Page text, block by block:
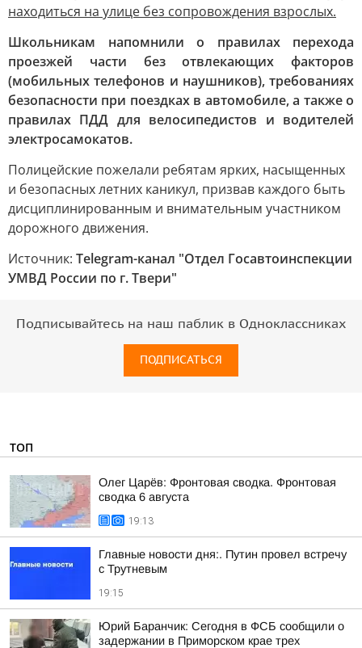
находиться на улице без сопровождения взрослых.
Школьникам напомнили о правилах перехода
проезжей части без отвлекающих факторов
(мобильных телефонов и наушников), требованиях
безопасности при поездках в автомобиле, а также о
правилах ПДД для велосипедистов и водителей
электросамокатов.
Полицейские пожелали ребятам ярких, насыщенных
и безопасных летних каникул, призвав каждого быть
дисциплинированным и внимательным участником
дорожного движения.
Источник: Telegram-канал "Отдел Госавтоинспекции
УМВД России по г. Твери"
Подписывайтесь на наш паблик в Одноклассниках
ПОДПИСАТЬСЯ
ТОП
Олег Царёв: Фронтовая сводка. Фронтовая
сводка 6 августа
19:13
Главные новости дня:. Путин провел встречу
с Трутневым
19:15
Юрий Баранчик: Сегодня в ФСБ сообщили о
задержании в Приморском крае трех